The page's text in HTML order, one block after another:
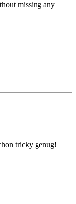
missing any
tricky genug!